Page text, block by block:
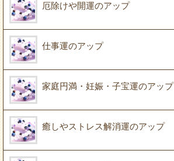
厄除けや開運のアップ
仕事運のアップ
家庭円満・妊娠・子宝運のアップ
癒しやストレス解消運のアップ